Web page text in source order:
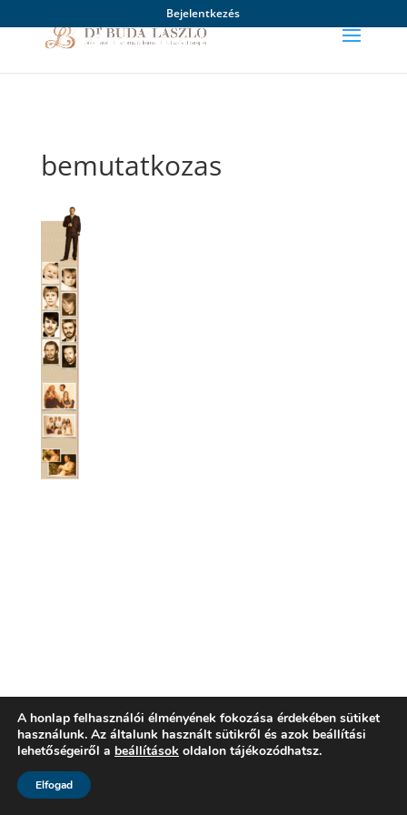
Bejelentkezés
bemutatkozas
A honlap felhasználói élményének fokozása érdekében sütiket
használunk. Az általunk használt sütikről és azok beállítási
lehetőségeiről a beállítások oldalon tájékozódhatsz.
Elfogad